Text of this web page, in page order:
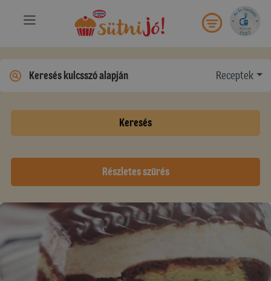
Receptek
Keresés
Részletes szűrés